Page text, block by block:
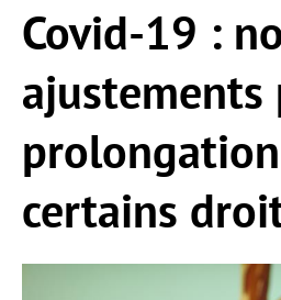
Covid-19 :
ajustements
certains